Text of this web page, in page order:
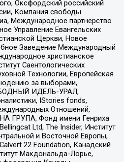
Оксфордский российский
Компания свободы
Международное партнерство
Управление Евангельских
Церкви, Новое
Заведение Международный
христианское
Саентологических
Технологии, Европейская
за выборами,
ИДЕЛЬ-УРАЛ,
IStories fonds,
Отношений,
ГРУПА, Фонд имени Генриха
Ltd, The Insider, Институт
и Восточной Европы,
22 Foundation, Канадский
Макдональда-Лорье,